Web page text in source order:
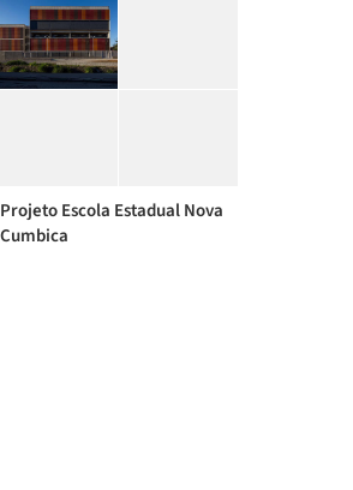
Projeto Escola Estadual Nova
Cumbica